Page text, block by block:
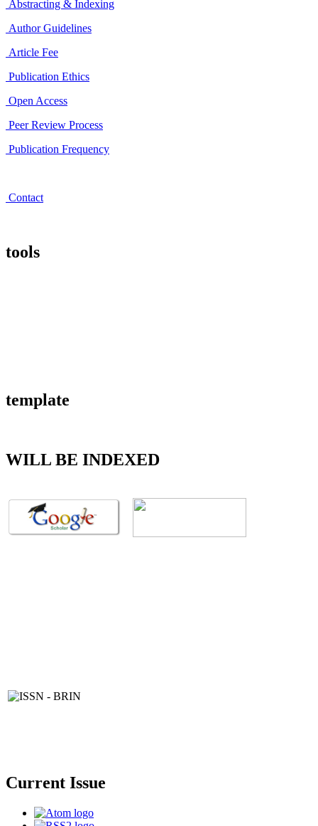
Abstracting & Indexing
Author Guidelines
Article Fee
Publication Ethics
Open Access
Peer Review Process
Publication Frequency
Contact
tools
template
WILL BE INDEXED
Current Issue